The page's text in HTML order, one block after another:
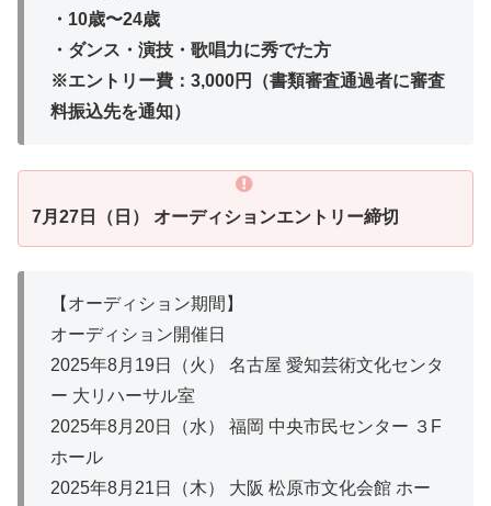
・10歳〜24歳
・ダンス・演技・歌唱力に秀でた方
※エントリー費：3,000円（書類審査通過者に審査
料振込先を通知）
7月27日（日） オーディションエントリー締切
【オーディション期間】
オーディション開催日
2025年8月19日（火） 名古屋 愛知芸術文化センタ
ー 大リハーサル室
2025年8月20日（水） 福岡 中央市民センター ３F
ホール
2025年8月21日（木） 大阪 松原市文化会館 ホー